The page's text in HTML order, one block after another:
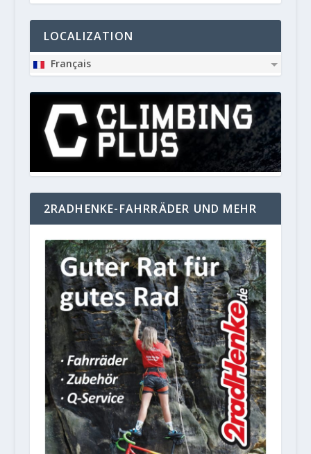
LOCALIZATION
Français
2RADHENKE-FAHRRÄDER UND MEHR